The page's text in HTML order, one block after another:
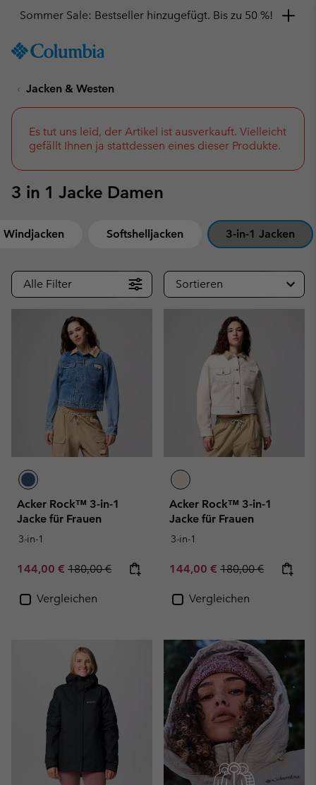
TO
SKIP
NAV
SKIP
TO
SEARCH
Sommer Sale: Bestseller hinzugefügt. Bis zu 50 %!
Jacken & Westen
Es tut uns leid, der Artikel ist ausverkauft. Vielleicht
gefällt Ihnen ja stattdessen eines dieser Produkte.
3 in 1 Jacke Damen
Windjacken Softshelljacken 3-in-1 Jacken
Alle Filter Sortieren
Acker Rock™ 3-in-1
Jacke für Frauen
3-in-1
Sale price:
144,00 € Regular price:
180,00 €
Vergleichen
Acker Rock™ 3-in-1
Jacke für Frauen
3-in-1
Sale price:
144,00 € Regular price:
180,00 €
Vergleichen